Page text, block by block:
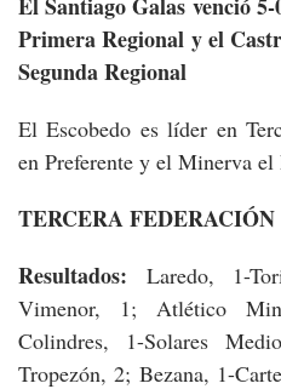
Primera Regional y el
Segunda Regional
El Escobedo es líder en
en Preferente y el Minerva
TERCERA FEDERACIÓN
Resultados: Laredo, 1-
Vimenor, 1; Atlético
Colindres, 1-Solares
Tropezón, 2; Bezana, 1-